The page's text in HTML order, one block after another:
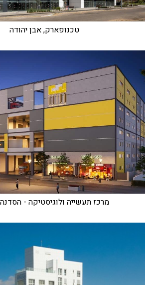
טכנופארק, אבן יהודה
מרכז תעשייה ולוגיסטיקה -